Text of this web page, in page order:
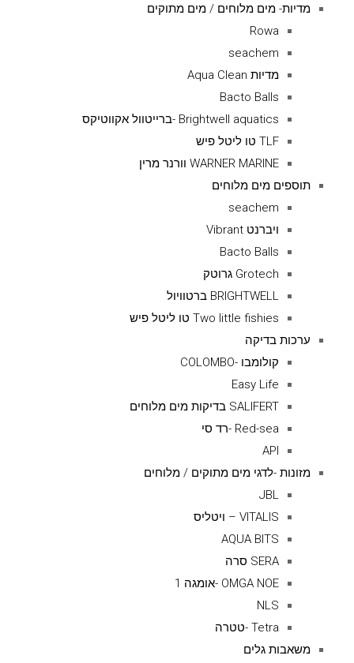
מדיות- מים מלוחים / מים מתוקים
Rowa
seachem
מדיות Aqua Clean
Bacto Balls
Brightwell aquatics -ברייטוול אקווטיקס
TLF טו ליטל פיש
WARNER MARINE וורנר מרין
תוספים מים מלוחים
seachem
ויברנט Vibrant
Bacto Balls
Grotech גרוטק
BRIGHTWELL ברטוויול
Two little fishies טו ליטל פיש
ערכות בדיקה
קולומבו -COLOMBO
Easy Life
SALIFERT בדיקות מים מלוחים
Red-sea -רד סי
API
מזונות -לדגי מים מתוקים / מלוחים
JBL
VITALIS – ויטליס
AQUA BITS
SERA סרה
OMGA NOE -אומגה 1
NLS
Tetra -טטרה
משאבות גלים